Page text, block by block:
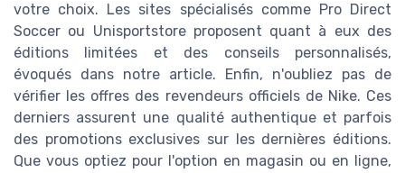
votre choix. Les sites spécialisés comme Pro Direct
Soccer ou Unisportstore proposent quant à eux des
éditions limitées et des conseils personnalisés,
évoqués dans notre article. Enfin, n'oubliez pas de
vérifier les offres des revendeurs officiels de Nike. Ces
derniers assurent une qualité authentique et parfois
des promotions exclusives sur les dernières éditions.
Que vous optiez pour l'option en magasin ou en ligne,